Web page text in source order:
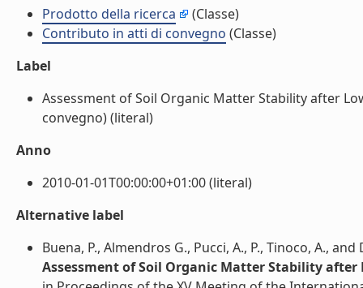
Prodotto della ricerca
(Classe)
Contributo in atti di convegno (Classe)
Label
Assessment of Soil Organic Matter Stability after
convegno) (literal)
Anno
2010-01-01T00:00:00+01:00 (literal)
Alternative label
Buena, P., Almendros G., Pucci, A., P., Tinoco, A., and
Assessment of Soil Organic Matter Stability after